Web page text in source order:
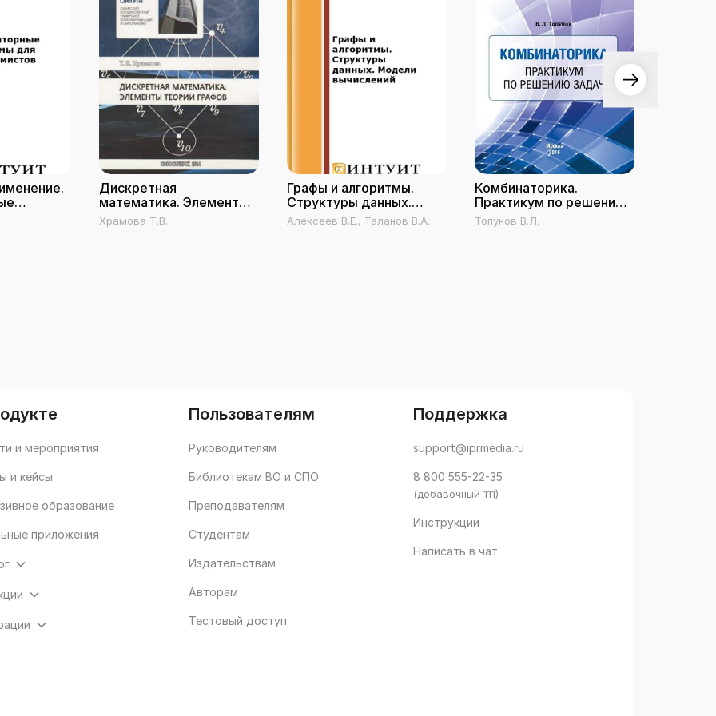
Дискретная
математика. Элементы
теории графов
Храмова Т.В.
Графы и алгоритмы.
Структуры данных.
Модели вычислений
Алексеев В.Е., Таланов В.А.
Комбинаторика.
Практикум по решению
задач
Топунов В.Л.
и мероприятия
и кейсы
образование
приложения
Пользователям
Руководителям
Библиотекам ВО и СПО
Преподавателям
Студентам
Издательствам
Авторам
Тестовый доступ
Поддержка
support@iprmedia.ru
8 800 555-22-35
(добавочный 111)
Инструкции
Написать в чат